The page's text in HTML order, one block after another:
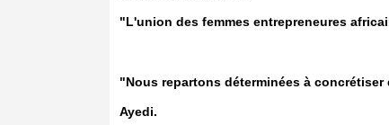
"L'union des femmes entrepreneures
"Nous repartons déterminées à
Ayedi.